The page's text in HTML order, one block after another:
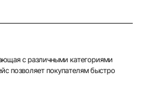
с различными категориями
позволяет покупателям быстро